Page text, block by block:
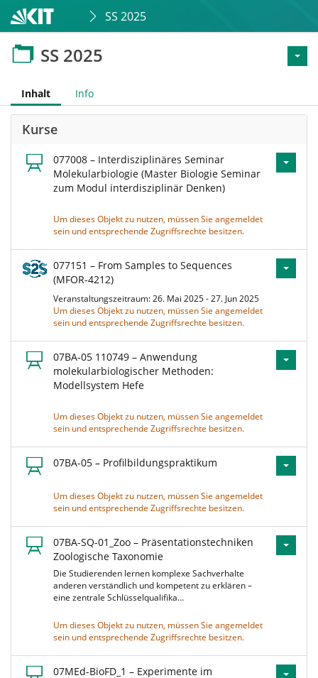
SS 2025
SS 2025
Inhalt Info
Kurse
077008 – Interdisziplinäres Seminar
Molekularbiologie (Master Biologie Seminar
zum Modul interdisziplinär Denken)
Um dieses Objekt zu nutzen, müssen Sie angemeldet
sein und entsprechende Zugriffsrechte besitzen.
077151 – From Samples to Sequences
(MFOR-4212)
Veranstaltungszeitraum: 26. Mai 2025 - 27. Jun 2025
Um dieses Objekt zu nutzen, müssen Sie angemeldet
sein und entsprechende Zugriffsrechte besitzen.
07BA-05 110749 – Anwendung
molekularbiologischer Methoden:
Modellsystem Hefe
Um dieses Objekt zu nutzen, müssen Sie angemeldet
sein und entsprechende Zugriffsrechte besitzen.
07BA-05 – Profilbildungspraktikum
Um dieses Objekt zu nutzen, müssen Sie angemeldet
sein und entsprechende Zugriffsrechte besitzen.
07BA-SQ-01_Zoo – Präsentationstechniken
Zoologische Taxonomie
Die Studierenden lernen komplexe Sachverhalte
anderen verständlich und kompetent zu erklären –
eine zentrale Schlüsselqualifika…
Um dieses Objekt zu nutzen, müssen Sie angemeldet
sein und entsprechende Zugriffsrechte besitzen.
07MEd-BioFD_1 – Experimente im